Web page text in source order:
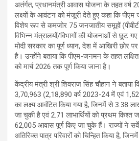
अतंर्गत, प्रधानमंत्री आवास योजना के तहत वर्ष
लक्ष्‍यों के आवंटन को मंजूरी देते हुए कहा कि
विशेष रूप से कमजोर 75 जनजातीय समूहों
विभिन्न मंत्रालयों/विभागों की योजनाओं से छूट
मोदी सरकार का पूर्ण ध्यान, देश में आखिरी छोर
है। उन्होंने बताया कि पीएम-जनमन के तहत
को मार्च 2026 तक पूर्ण किया जाना है।
केंद्रीय मंत्री श्री शिवराज सिंह चौहान ने बताया
3,70,963 (2,18,890 वर्ष 2023-24 में एवं
का लक्ष्‍य आवंटित किया गया है, जिनमें से 3.38
जा चुकी है एवं 2.71 लाभार्थियों को प्रथम किश्‍त
62,005 आवास पूर्ण किए जा चुके हैं। राज्‍यों ने
अतिरिक्‍त पात्र परिवारों को चिन्हित किया है,